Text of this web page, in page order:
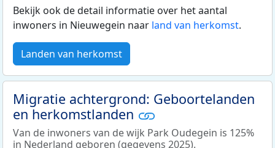
Bekijk ook de detail informatie over het aantal
inwoners in Nieuwegein naar land van herkomst.
Landen van herkomst
Migratie achtergrond: Geboortelanden
en herkomstlanden
Van de inwoners van de wijk Park Oudegein is 125%
in Nederland geboren (gegevens 2025).